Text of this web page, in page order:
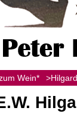
Wein*